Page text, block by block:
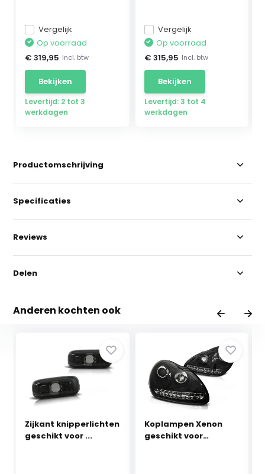
Vergelijk
Op voorraad
€ 319,95 Incl. btw
Bekijken
Levertijd: 2 tot 3
werkdagen
Vergelijk
Op voorraad
€ 315,95 Incl. btw
Bekijken
Levertijd: 3 tot 4
werkdagen
Productomschrijving
Specificaties
Reviews
Delen
Anderen kochten ook
Zijkant knipperlichten
geschikt voor ...
Koplampen Xenon
geschikt voor